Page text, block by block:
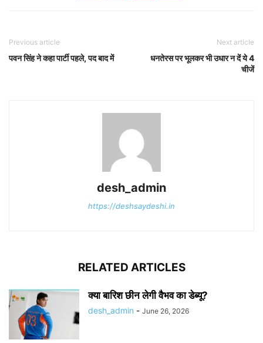
Previous article
पवन सिंह ने कहा पार्टी पहले, पद बाद में
Next article
धनतेरस पर भूलकर भी उधार न दें ये 4
चीजें
desh_admin
https://deshsaydeshi.in
RELATED ARTICLES
क्या बारिश छीन लेगी वैभव का डेब्यू?
desh_admin - June 26, 2026